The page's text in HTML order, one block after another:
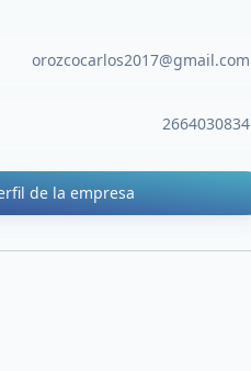
orozcocarlos2017@gmail.com
2664030834
de la empresa